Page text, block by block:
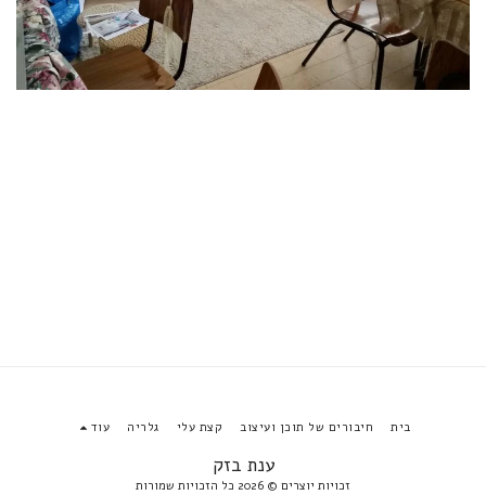
ענת בזק
זכויות יוצרים © 2026 כל הזכויות שמורות
בית חיבורים של תוכן ועיצוב קצת עלי גלריה עוד